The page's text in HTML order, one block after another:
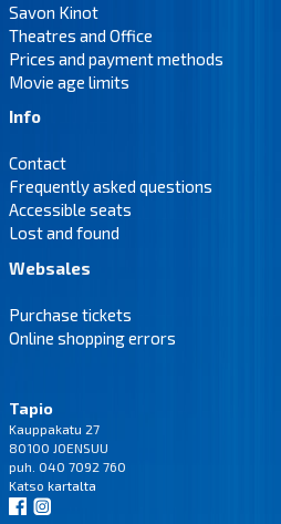
Savon Kinot
Theatres and Office
Prices and payment methods
Movie age limits
Info
Contact
Frequently asked questions
Accessible seats
Lost and found
Websales
Purchase tickets
Online shopping errors
Tapio
Kauppakatu 27
80100 JOENSUU
puh. 040 7092 760
Katso kartalta